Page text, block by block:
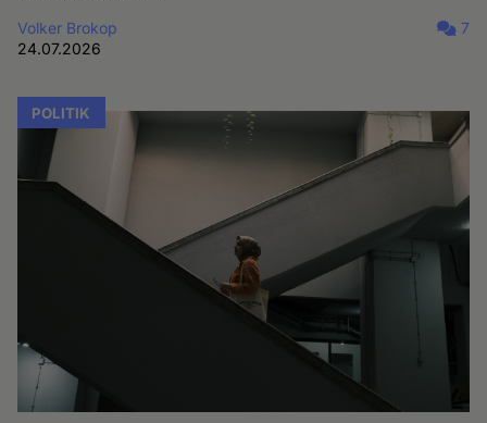
Volker Brokop
24.07.2026
7
POLITIK